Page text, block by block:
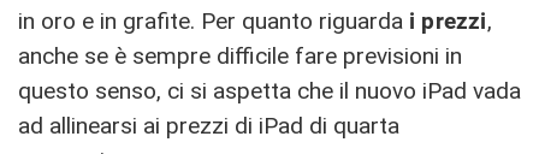
in oro e in grafite. Per quanto riguarda i prezzi,
anche se è sempre difficile fare previsioni in
questo senso, ci si aspetta che il nuovo iPad vada
ad allinearsi ai prezzi di iPad di quarta